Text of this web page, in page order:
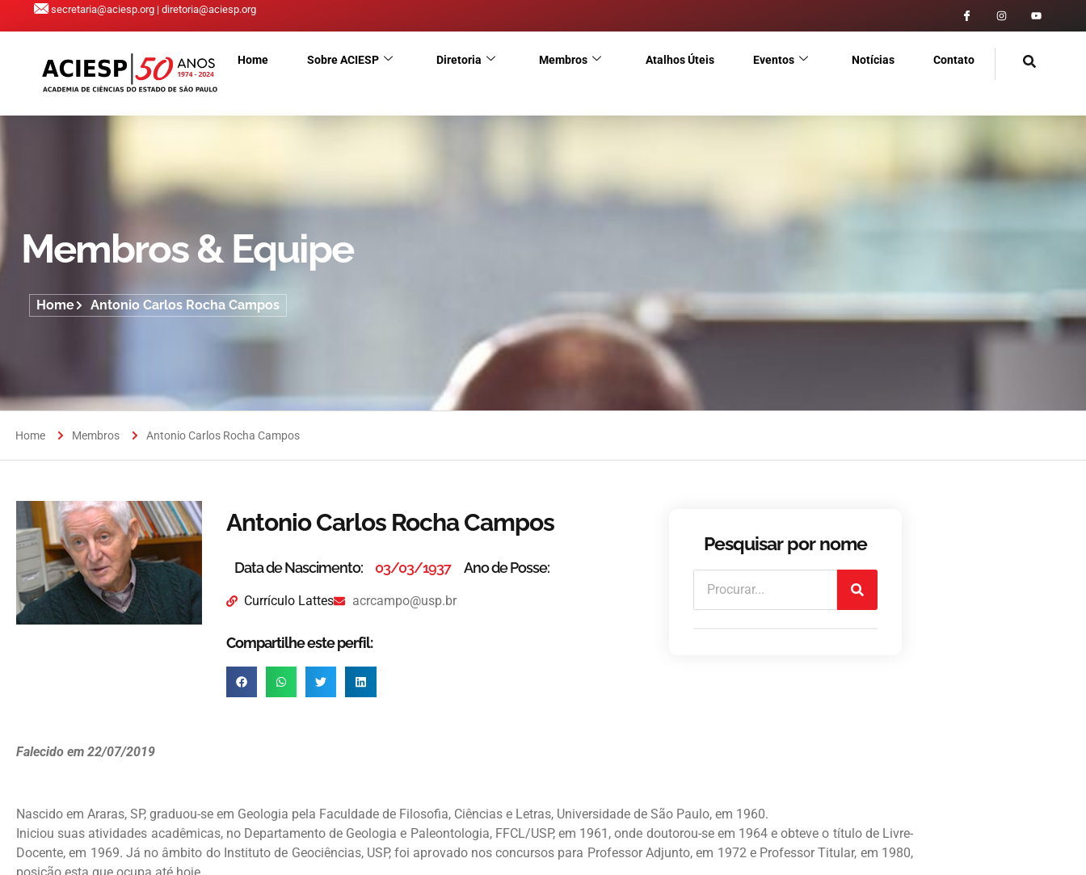
secretaria@aciesp.org | diretoria@aciesp.org
Home Sobre ACIESP Diretoria Membros Atalhos Úteis Eventos Notícias Contato
Membros & Equipe
Home Antonio Carlos Rocha Campos
Home Membros Antonio Carlos Rocha Campos
Antonio Carlos Rocha Campos
Data de Nascimento: 03/03/1937 Ano de Posse:
Currículo Lattes acrcampo@usp.br
Compartilhe este perfil:
Pesquisar por nome
Falecido em 22/07/2019
Nascido em Araras, SP, graduou-se em Geologia pela Faculdade de Filosofia, Ciências e Letras, Universidade de São Paulo, em 1960.
Iniciou suas atividades acadêmicas, no Departamento de Geologia e Paleontologia, FFCL/USP, em 1961, onde doutorou-se em 1964 e obteve o título de Livre-
Docente, em 1969. Já no âmbito do Instituto de Geociências, USP, foi aprovado nos concursos para Professor Adjunto, em 1972 e Professor Titular, em 1980,